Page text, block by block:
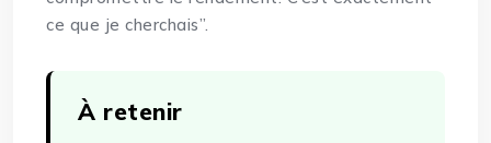
ce que je cherchais”.
À retenir